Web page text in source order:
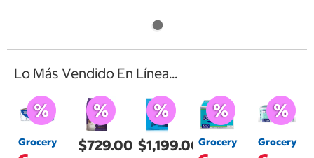
Lo Más Vendido En Línea...
Grocery $729.00 $1,199.00Grocery Grocery